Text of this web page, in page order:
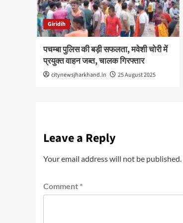
Giridih
पचम्बा पुलिस की बड़ी सफलता, मवेशी चोरी में
प्रयुक्त वाहन जब्त, चालक गिरफ्तार
citynewsjharkhand.in 25 August 2025
Leave a Reply
Your email address will not be published.
Comment *